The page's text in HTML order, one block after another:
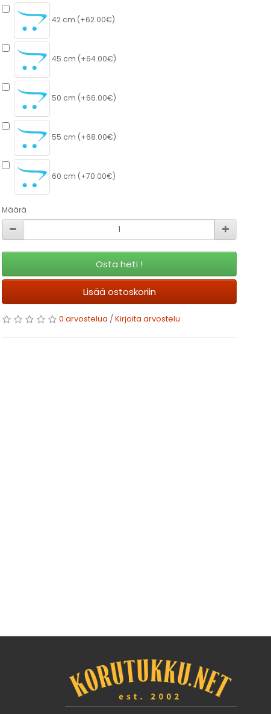
42 cm (+62.00€)
45 cm (+64.00€)
50 cm (+66.00€)
55 cm (+68.00€)
60 cm (+70.00€)
Määrä
Osta heti !
Lisää ostoskoriin
0 arvostelua / Kirjoita arvostelu